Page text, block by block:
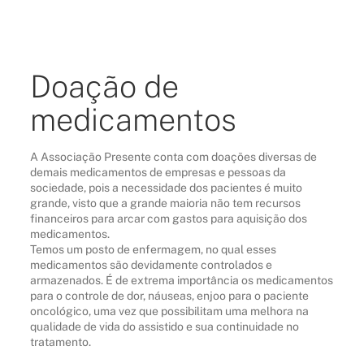
Doação de
medicamentos
A Associação Presente conta com doações diversas de
demais medicamentos de empresas e pessoas da
sociedade, pois a necessidade dos pacientes é muito
grande, visto que a grande maioria não tem recursos
financeiros para arcar com gastos para aquisição dos
medicamentos.
Temos um posto de enfermagem, no qual esses
medicamentos são devidamente controlados e
armazenados. É de extrema importância os medicamentos
para o controle de dor, náuseas, enjoo para o paciente
oncológico, uma vez que possibilitam uma melhora na
qualidade de vida do assistido e sua continuidade no
tratamento.